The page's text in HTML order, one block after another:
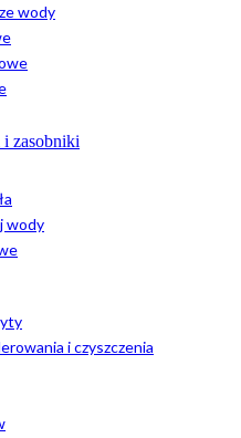
wody
zasobniki
wody
i czyszczenia